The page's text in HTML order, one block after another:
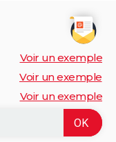
Voir un exemple
Voir un exemple
Voir un exemple